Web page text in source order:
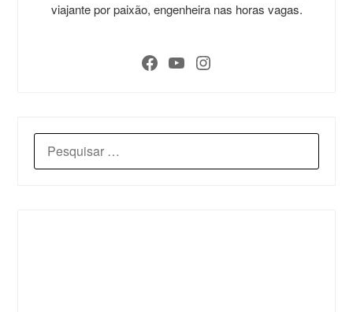
viajante por paixão, engenheira nas horas vagas.